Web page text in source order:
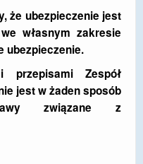
że ubezpieczenie jest
własnym zakresie
ubezpieczenie.
przepisami Zespół
jest w żaden sposób
związane z